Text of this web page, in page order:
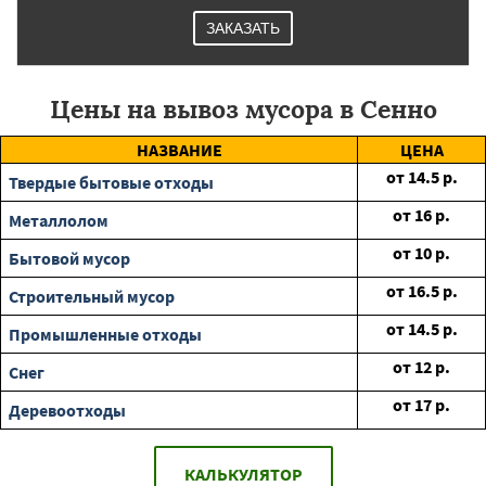
ЗАКАЗАТЬ
Цены на вывоз мусора в Сенно
НАЗВАНИЕ
ЦЕНА
Твердые бытовые отходы
от 14.5 р.
Металлолом
от 16 р.
Бытовой мусор
от 10 р.
Строительный мусор
от 16.5 р.
Промышленные отходы
от 14.5 р.
Снег
от 12 р.
Деревоотходы
от 17 р.
КАЛЬКУЛЯТОР